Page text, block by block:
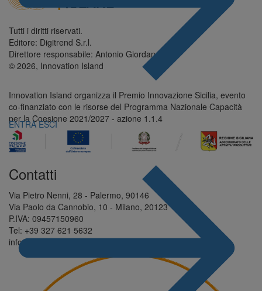
ENTRA ESCI
Tutti i diritti riservati.
Editore: Digitrend S.r.l.
Direttore responsabile: Antonio Giordano
© 2026, Innovation Island
Innovation Island organizza il Premio Innovazione Sicilia, evento
co-finanziato con le risorse del Programma Nazionale Capacità
per la Coesione 2021/2027 - azione 1.1.4
Contatti
Via Pietro Nenni, 28 - Palermo, 90146
Via Paolo da Cannobio, 10 - Milano, 20123
P.IVA: 09457150960
Tel: +39 327 621 5632
info@innovationisland.it